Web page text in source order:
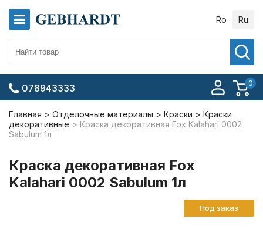
Ro Ru
0
078943333
Главная Отделочные материалы Краски
Краски
декоративные
Краска декоративная Fox Kalahari 0002
Sabulum 1л
Краска декоративная Fox
Kalahari 0002 Sabulum 1л
Под заказ